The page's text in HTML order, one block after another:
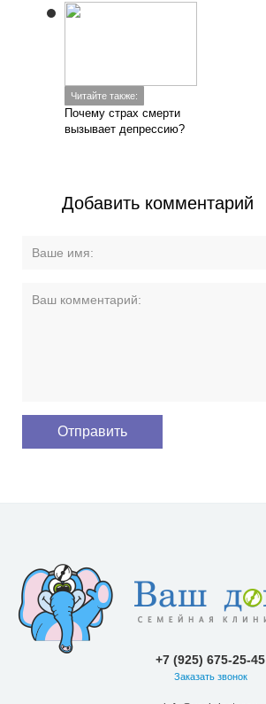
Читайте также:
Почему страх смерти
вызывает депрессию?
Добавить комментарий
+7 (925) 675-25-45
Заказать звонок